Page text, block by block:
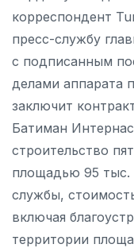
корреспондент
пресс-службу
с подписанным
делами аппарата
заключит
Батиман
строительство
площадью 95
службы,
включая
территории